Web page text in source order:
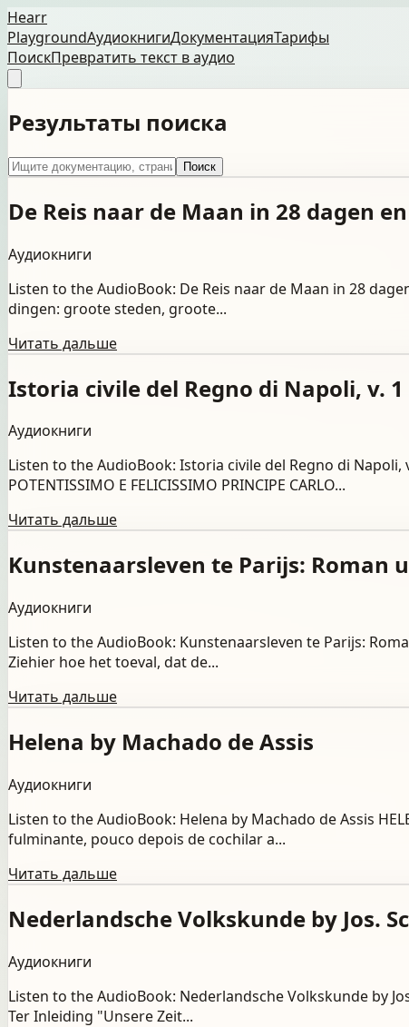
Hearr
PlaygroundАудиокнигиДокументацияТарифы
ПоискПревратить текст в аудио
Результаты поиска
Поиск
De Reis naar de Maan in 28 dagen
Аудиокниги
Listen to the AudioBook: De Reis naar de Maan in 28
dingen: groote steden, groote...
Читать дальше
Istoria civile del Regno di Napoli, v.
Аудиокниги
Listen to the AudioBook: Istoria civile del Regno di Napoli,
POTENTISSIMO E FELICISSIMO PRINCIPE CARLO...
Читать дальше
Kunstenaarsleven te Parijs: Roman
Аудиокниги
Listen to the AudioBook: Kunstenaarsleven te Parijs:
Ziehier hoe het toeval, dat de...
Читать дальше
Helena by Machado de Assis
Аудиокниги
Listen to the AudioBook: Helena by Machado de Assis
fulminante, pouco depois de cochilar a...
Читать дальше
Nederlandsche Volkskunde by Jos.
Аудиокниги
Listen to the AudioBook: Nederlandsche Volkskunde by
Ter Inleiding "Unsere Zeit...